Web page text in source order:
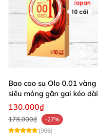
Bao cao su Olo 0.01 vàng
siêu mỏng gân gai kéo dài
yêu đỉnh
130.000₫
178.000₫
-27%
(906)